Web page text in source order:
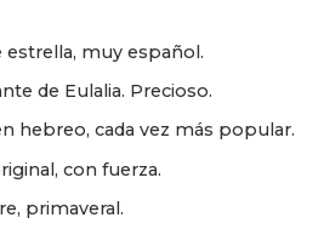
muy español.
de Eulalia. Precioso.
hebreo, cada vez más popular.
con fuerza.
primaveral.